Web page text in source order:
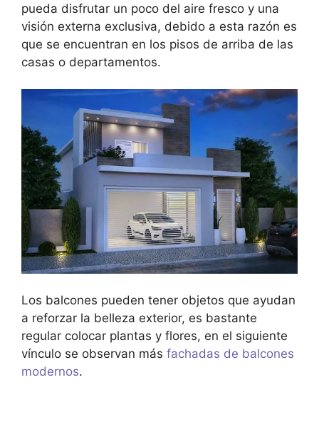
pueda disfrutar un poco del aire fresco y una
visión externa exclusiva, debido a esta razón es
que se encuentran en los pisos de arriba de las
casas o departamentos.
Los balcones pueden tener objetos que ayudan
a reforzar la belleza exterior, es bastante
regular colocar plantas y flores, en el siguiente
vínculo se observan más fachadas de balcones
modernos.